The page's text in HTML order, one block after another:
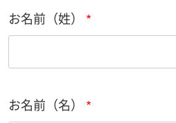
お名前（姓）
お名前（名）